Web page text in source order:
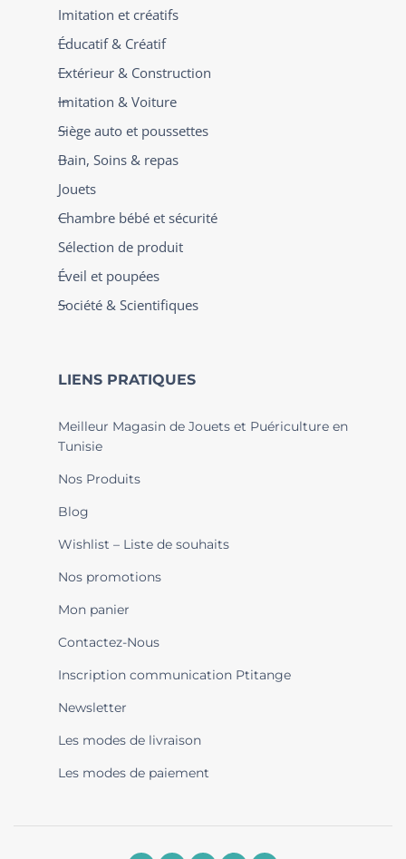
Imitation et créatifs
Éducatif & Créatif
Extérieur & Construction
Imitation & Voiture
Siège auto et poussettes
Bain, Soins & repas
Jouets
Chambre bébé et sécurité
Sélection de produit
Éveil et poupées
Société & Scientifiques
LIENS PRATIQUES
Meilleur Magasin de Jouets et Puériculture en
Tunisie
Nos Produits
Blog
Wishlist – Liste de souhaits
Nos promotions
Mon panier
Contactez-Nous
Inscription communication Ptitange
Newsletter
Les modes de livraison
Les modes de paiement